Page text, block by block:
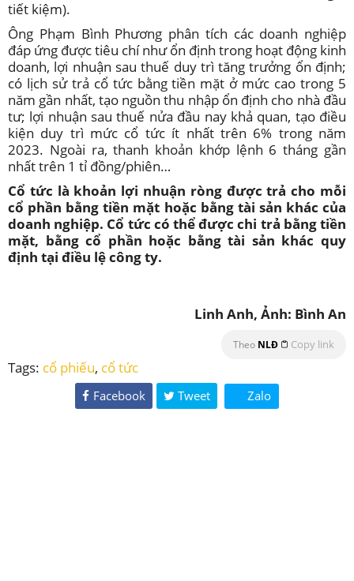
tiết kiệm).
Ông Phạm Bình Phương phân tích các doanh nghiệp
đáp ứng được tiêu chí như ổn định trong hoạt động kinh
doanh, lợi nhuận sau thuế duy trì tăng trưởng ổn định;
có lịch sử trả cổ tức bằng tiền mặt ở mức cao trong 5
năm gần nhất, tạo nguồn thu nhập ổn định cho nhà đầu
tư; lợi nhuận sau thuế nửa đầu nay khả quan, tạo điều
kiện duy trì mức cổ tức ít nhất trên 6% trong năm
2023. Ngoài ra, thanh khoản khớp lệnh 6 tháng gần
nhất trên 1 tỉ đồng/phiên…
Cổ tức là khoản lợi nhuận ròng được trả cho mỗi
cổ phần bằng tiền mặt hoặc bằng tài sản khác của
doanh nghiệp. Cổ tức có thể được chi trả bằng tiền
mặt, bằng cổ phần hoặc bằng tài sản khác quy
định tại điều lệ công ty.
Linh Anh, Ảnh: Bình An
Theo NLĐ Copy link
Tags: cổ phiếu, cổ tức
Facebook Tweet Zalo